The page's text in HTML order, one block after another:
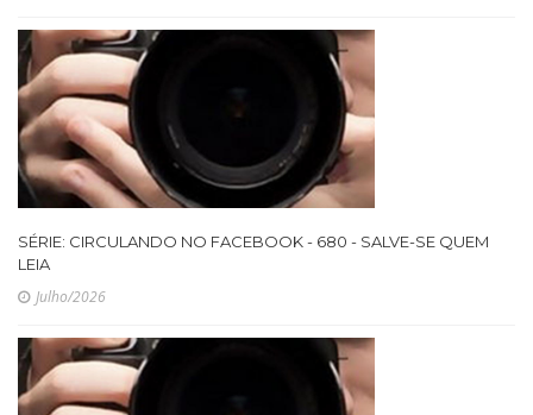
SÉRIE: CIRCULANDO NO FACEBOOK - 680 - SALVE-SE QUEM
LEIA
Julho/2026